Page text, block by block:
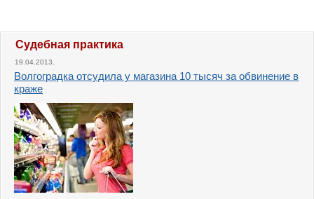
Судебная практика
19.04.2013.
Волгоградка отсудила у магазина 10 тысяч за обвинение в
краже